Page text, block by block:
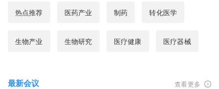
热点推荐 医药产业 制药 转化医学
生物产业 生物研究 医疗健康 医疗器械
最新会议 查看更多